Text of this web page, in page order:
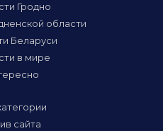
Гродно
области
Беларуси
в мире
сайта